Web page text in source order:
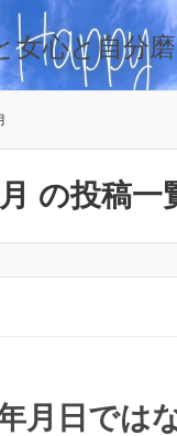
女心と自分
の投稿一
月日では